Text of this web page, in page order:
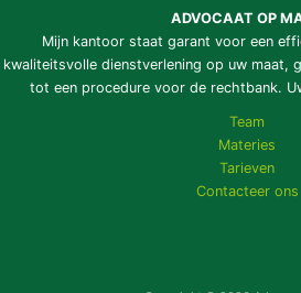
ADVOCAAT OP
Mijn kantoor staat garant voor een
kwaliteitsvolle dienstverlening op uw maat,
tot een procedure voor de rechtbank.
Team
Materies
Tarieven
Contacteer ons